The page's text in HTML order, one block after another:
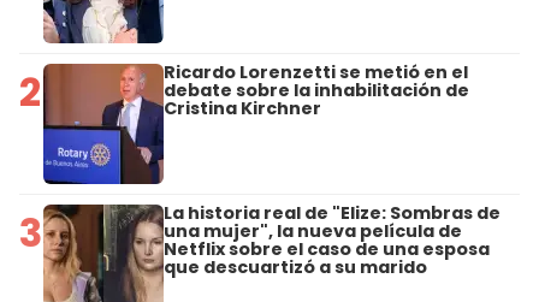
2 Ricardo Lorenzetti se metió en el
debate sobre la inhabilitación de
Cristina Kirchner
3 La historia real de "Elize: Sombras de
una mujer", la nueva película de
Netflix sobre el caso de una esposa
que descuartizó a su marido